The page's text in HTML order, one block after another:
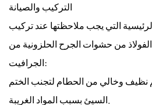
التركيب والصيانة
التي يجب ملاحظتها عند تركيب
الفولاذ من حشوات الجرح الحلزونية من
الجرافيت:
نظيف وخالي من الحطام لتجنب الختم